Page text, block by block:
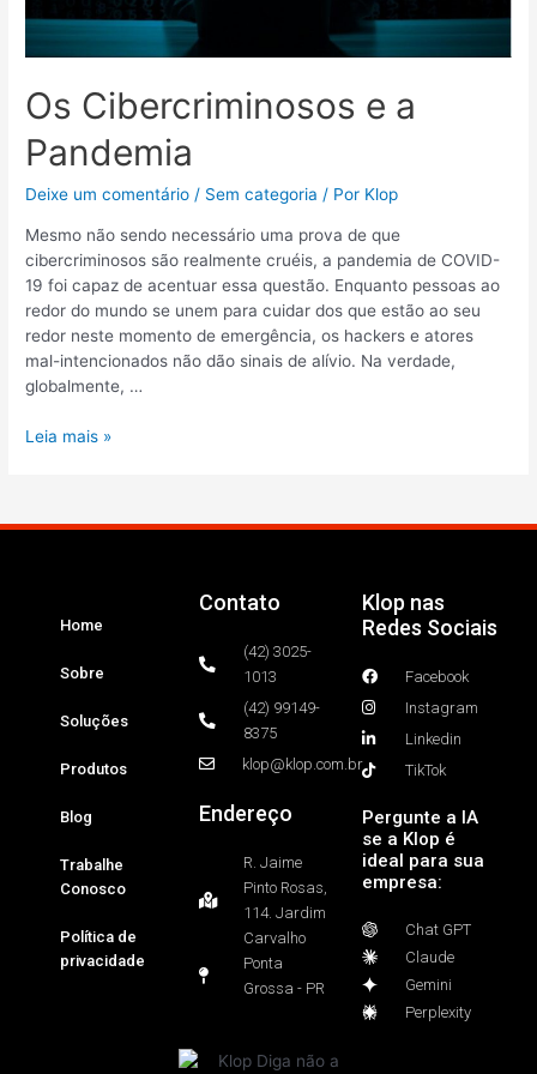
Os Cibercriminosos e a
Pandemia
Deixe um comentário / Sem categoria / Por Klop
Mesmo não sendo necessário uma prova de que
cibercriminosos são realmente cruéis, a pandemia de COVID-
19 foi capaz de acentuar essa questão. Enquanto pessoas ao
redor do mundo se unem para cuidar dos que estão ao seu
redor neste momento de emergência, os hackers e atores
mal-intencionados não dão sinais de alívio. Na verdade,
globalmente, …
Leia mais »
Home
Sobre
Soluções
Produtos
Blog
Trabalhe
Conosco
Política de
privacidade
Contato
(42) 3025-
1013
(42) 99149-
8375
klop@klop.com.br
Endereço
R. Jaime
Pinto Rosas,
114. Jardim
Carvalho
Ponta
Grossa - PR
Klop nas
Redes Sociais
Facebook
Instagram
Linkedin
TikTok
Pergunte a IA
se a Klop é
ideal para sua
empresa:
Chat GPT
Claude
Gemini
Perplexity